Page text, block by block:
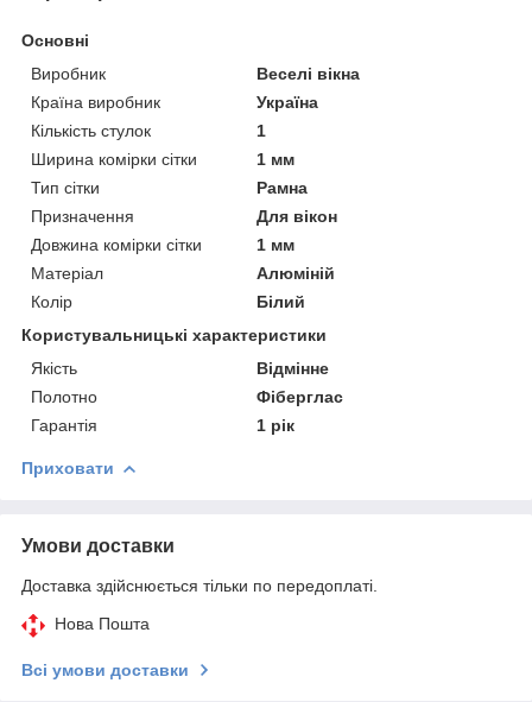
Основні
Виробник
Веселі вікна
Країна виробник
Україна
Кількість стулок
1
Ширина комірки сітки
1 мм
Тип сітки
Рамна
Призначення
Для вікон
Довжина комірки сітки
1 мм
Матеріал
Алюміній
Колір
Білий
Користувальницькі характеристики
Якість
Відмінне
Полотно
Фіберглас
Гарантія
1 рік
Приховати
Умови доставки
Доставка здійснюється тільки по передоплаті.
Нова Пошта
Всі умови доставки